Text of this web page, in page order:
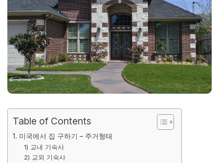
Table of Contents
1. 미국에서 집 구하기 – 주거형태
1) 교내 기숙사
2) 교외 기숙사